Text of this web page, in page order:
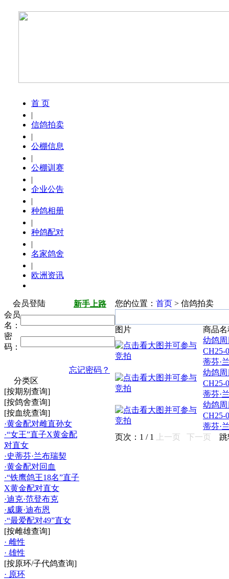
首 页
|
信鸽拍卖
|
公棚信息
|
公棚训赛
|
企业公告
|
种鸽相册
|
种鸽配对
|
名家鸽舍
|
欧洲资讯
会员登陆
新手上路
会员
名：
密
码：
忘记密码？
分类区
[按期别查询]
[按鸽舍查询]
[按血统查询]
·黄金配对雌直孙女
·“女王”直子X黄金配
对直女
·史蒂芬·兰布瑞契
·黄金配对回血
·“铁鹰鸽王18名”直子
X黄金配对直女
·迪克·范登布克
·威廉·迪布恩
·“最爱配对49”直女
[按雌雄查询]
· 雌性
· 雄性
[按原环/子代鸽查询]
· 原环
您的位置： 首页 > 信鸽拍卖
图片
商品名
幼鸽
CH25-
蒂芬·
幼鸽
CH25-
蒂芬·
幼鸽
CH25-
蒂芬·
页次： 1 / 1 上一页 下一页 跳